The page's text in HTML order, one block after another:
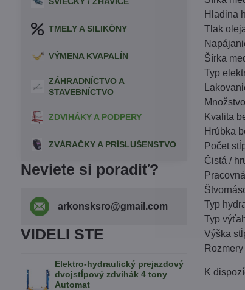
Hladina
Tlak
Šírka
Typ
Kvalita
Hrúbka
Počet
Čistá /
Typ
Typ
Výška
K
TMELY A SILIKÓNY
VÝMENA KVAPALÍN
ZÁHRADNÍCTVO A
STAVEBNÍCTVO
ZDVIHÁKY A PODPERY
ZVÁRAČKY A PRÍSLUŠENSTVO
Neviete si poradiť?
arkonsksro​@gmail​.com
VIDELI STE
Elektro-hydraulický prejazdový
dvojstĺpový zdvihák 4 tony
Automat